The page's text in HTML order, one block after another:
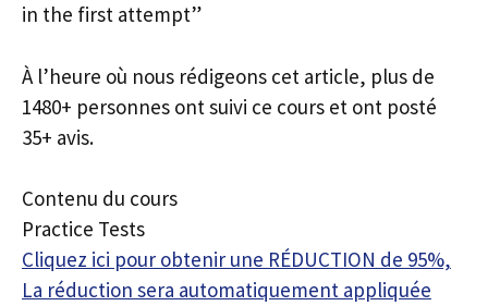
in the first attempt”
À l’heure où nous rédigeons cet article, plus de
1480+ personnes ont suivi ce cours et ont posté
35+ avis.
Contenu du cours
Practice Tests
Cliquez ici pour obtenir une RÉDUCTION de 95%,
La réduction sera automatiquement appliquée